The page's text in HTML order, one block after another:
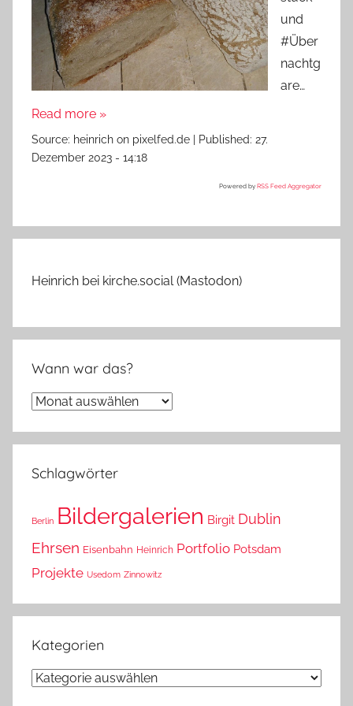
und
#Über
nachtg
are…
Read more »
Source: heinrich on pixelfed.de Published: 27.
Dezember 2023 - 14:18
Powered by RSS Feed Aggregator
Heinrich bei kirche.social (Mastodon)
Wann war das?
Wann
das?
Schlagwörter
Berlin Bildergalerien Birgit Dublin
Ehrsen Eisenbahn Heinrich Portfolio Potsdam
Projekte Usedom Zinnowitz
Kategorien
Kategorien